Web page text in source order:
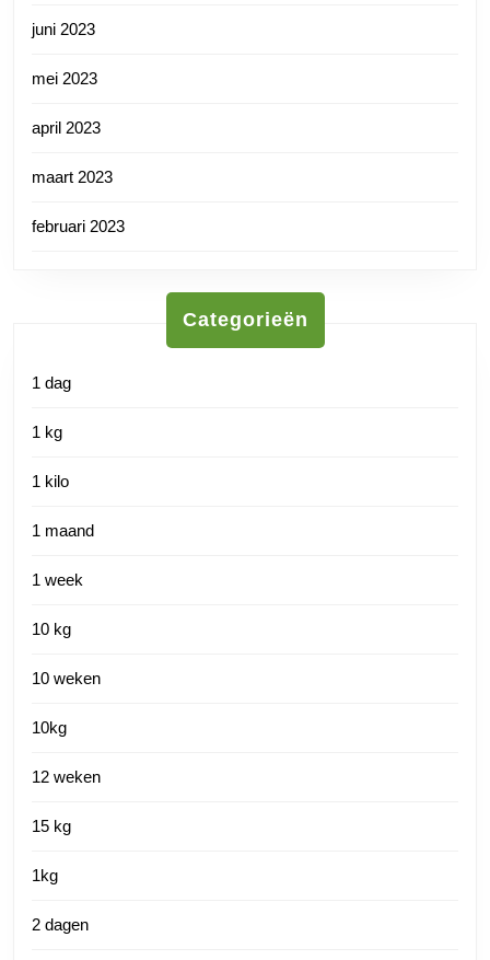
juni 2023
mei 2023
april 2023
maart 2023
februari 2023
Categorieën
1 dag
1 kg
1 kilo
1 maand
1 week
10 kg
10 weken
10kg
12 weken
15 kg
1kg
2 dagen